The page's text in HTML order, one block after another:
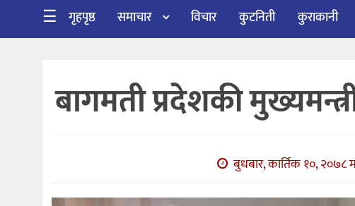
विचार
कुटनिती
सिफारिस
☰ गृहपृष्ठ समाचार विचार कुटनिती कुराकानी
बागमती प्रदेशकी
बुधबार, कार्तिक १०, २०७८